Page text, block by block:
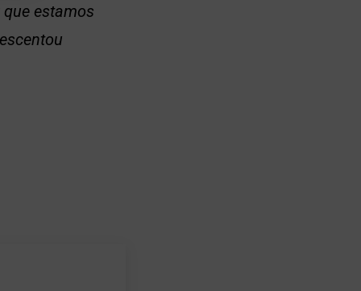
estamos